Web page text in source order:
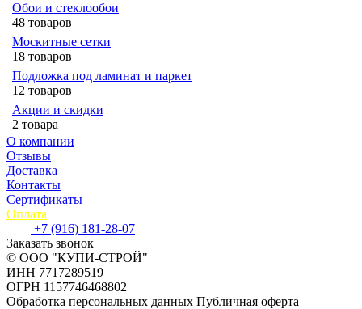
Обои и стеклообои
48 товаров
Москитные сетки
18 товаров
Подложка под ламинат и паркет
12 товаров
Акции и скидки
2 товара
О компании
Отзывы
Доставка
Контакты
Сертификаты
Оплата
+7 (916) 181-28-07
Заказать звонок
© ООО "КУПИ-СТРОЙ"
ИНН 7717289519
ОГРН 1157746468802
Обработка персональных данных Публичная оферта